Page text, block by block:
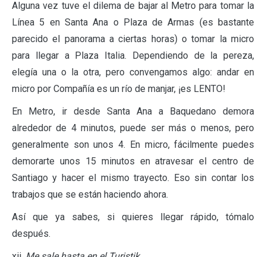
Alguna vez tuve el dilema de bajar al Metro para tomar la
Línea 5 en Santa Ana o Plaza de Armas (es bastante
parecido el panorama a ciertas horas) o tomar la micro
para llegar a Plaza Italia. Dependiendo de la pereza,
elegía una o la otra, pero convengamos algo: andar en
micro por Compañía es un río de manjar, ¡es LENTO!
En Metro, ir desde Santa Ana a Baquedano demora
alrededor de 4 minutos, puede ser más o menos, pero
generalmente son unos 4. En micro, fácilmente puedes
demorarte unos 15 minutos en atravesar el centro de
Santiago y hacer el mismo trayecto. Eso sin contar los
trabajos que se están haciendo ahora.
Así que ya sabes, si quieres llegar rápido, tómalo
después.